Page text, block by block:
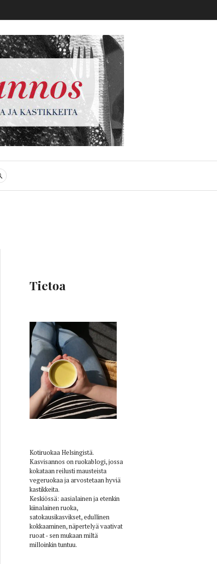
SEARCH
Tietoa
Kotiruokaa Helsingistä.
Kasvisannos on ruokablogi, jossa
kokataan reilusti mausteista
vegeruokaa ja arvostetaan hyviä
kastikkeita.
Keskiössä: aasialainen ja etenkin
kiinalainen ruoka,
satokausikasvikset, edullinen
kokkaaminen, näpertelyä vaativat
ruoat - sen mukaan miltä
milloinkin tuntuu.